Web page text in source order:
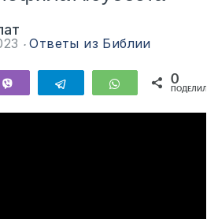
Ответы из Библии
Telegram WhatsApp
0